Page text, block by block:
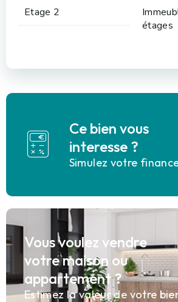
Etage 2
étages
Ce bien vous
interesse ?
Simulez votre
Vous voulez vendre
votre maison ou
appartement ?
Estimez la valeur de votre